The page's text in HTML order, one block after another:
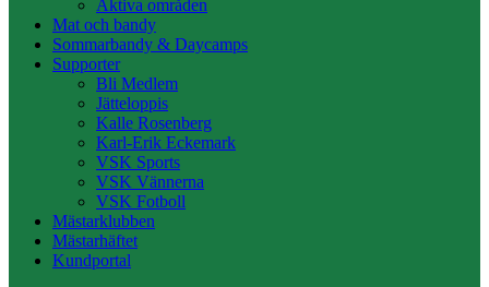
Aktiva områden
Mat och bandy
Sommarbandy & Daycamps
Supporter
Bli Medlem
Jätteloppis
Kalle Rosenberg
Karl-Erik Eckemark
VSK Sports
VSK Vännerna
VSK Fotboll
Mästarklubben
Mästarhäftet
Kundportal